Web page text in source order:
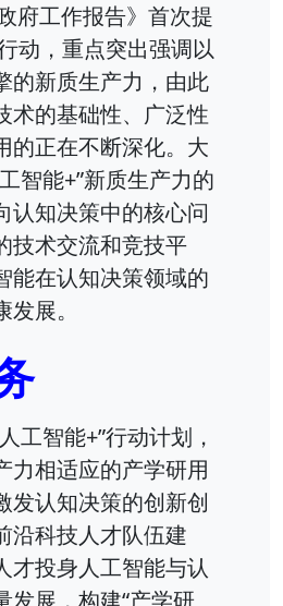
府工作报告》首次提
动，重点突出强调以
的新质生产力，由此
术的基础性、广泛性
的正在不断深化。大
智能+”新质生产力的
认知决策中的核心问
技术交流和竞技平
能在认知决策领域的
展。
工智能+”行动计划，
力相适应的产学研用
发认知决策的创新创
沿科技人才队伍建
才投身人工智能与认
发展，构建“产学研